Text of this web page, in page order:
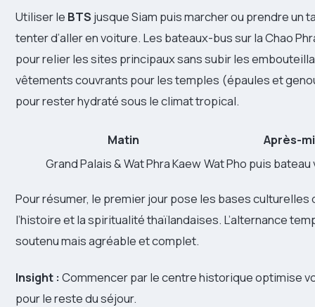
Utiliser le BTS jusque Siam puis marcher ou prendre un
tenter d’aller en voiture. Les bateaux-bus sur la Chao
pour relier les sites principaux sans subir les
vêtements couvrants pour les temples (épaules et
pour rester hydraté sous le climat tropical.
Matin
Après-
Grand Palais & Wat Phra KaewWat Pho puis bateau
Pour résumer, le premier jour pose les bases
l’histoire et la spiritualité thaïlandaises. L’alternance
soutenu mais agréable et complet.
Insight : Commencer par le centre historique optimise
pour le reste du séjour.